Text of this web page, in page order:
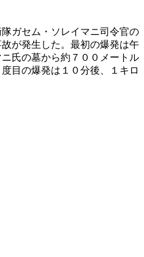
ガセム・ソレイマニ司令官の
が発生した。最初の爆発は午
氏の墓から約７００メートル
目の爆発は１０分後、１キロ